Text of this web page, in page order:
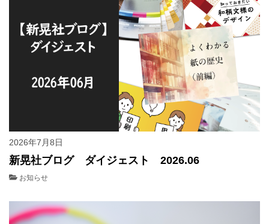
2026年7月8日
新晃社ブログ ダイジェスト 2026.06
お知らせ